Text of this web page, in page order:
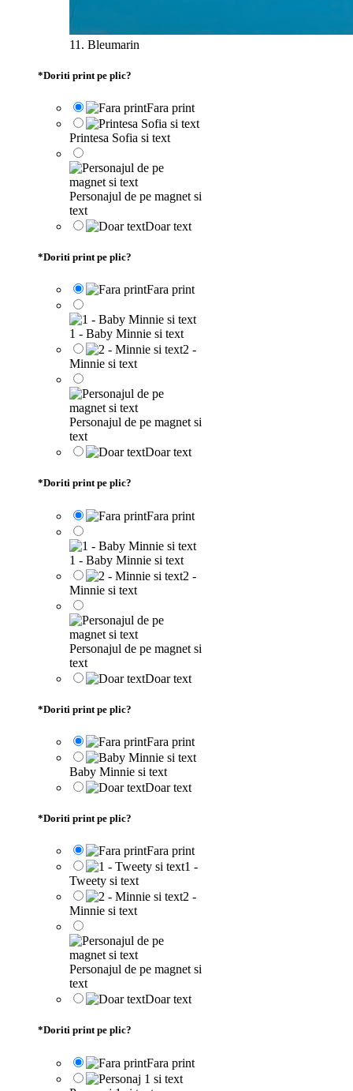
11. Bleumarin
*Doriti print pe plic?
Fara print
Printesa Sofia si text
Personajul de pe magnet si
text
Doar text
*Doriti print pe plic?
Fara print
1 - Baby Minnie si text
2 -
Minnie si text
Personajul de pe magnet si
text
Doar text
*Doriti print pe plic?
Fara print
1 - Baby Minnie si text
2 -
Minnie si text
Personajul de pe magnet si
text
Doar text
*Doriti print pe plic?
Fara print
Baby Minnie si text
Doar text
*Doriti print pe plic?
Fara print
1 -
Tweety si text
2 -
Minnie si text
Personajul de pe magnet si
text
Doar text
*Doriti print pe plic?
Fara print